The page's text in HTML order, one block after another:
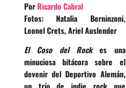
Por Ricardo Cabral
Fotos: Natalia Berninzoni,
Leonel Crets, Ariel Auslender
El Coso del Rockes una
minuciosa bitácora sobre el
devenir del Deportivo Alemán,